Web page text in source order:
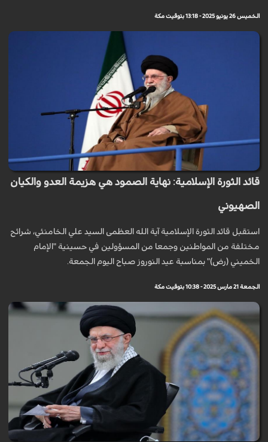
الخميس 26 يونيو 2025 - 13:18 بتوقيت مكة
قائد الثورة الإسلامية: نهاية الصمود هي هزيمة العدو والكيان
الصهيوني
استقبل قائد الثورة الإسلامية آية الله العظمى السيد علي الخامنئي، شرائح
مختلفة من المواطنين وجمعا من المسؤولين في حسينية "الإمام
الخميني (رض)" بمناسبة عيد النوروز صباح الیوم الجمعة.
الجمعة 21 مارس 2025 - 10:38 بتوقيت مكة